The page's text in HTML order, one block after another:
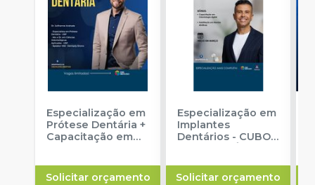
Especialização em
Prótese Dentária +
Capacitação em
ODONTOLÓGICO
Solicitar orçamento
Especialização em
Implantes
Dentários- CUBO
Solicitar orçamento